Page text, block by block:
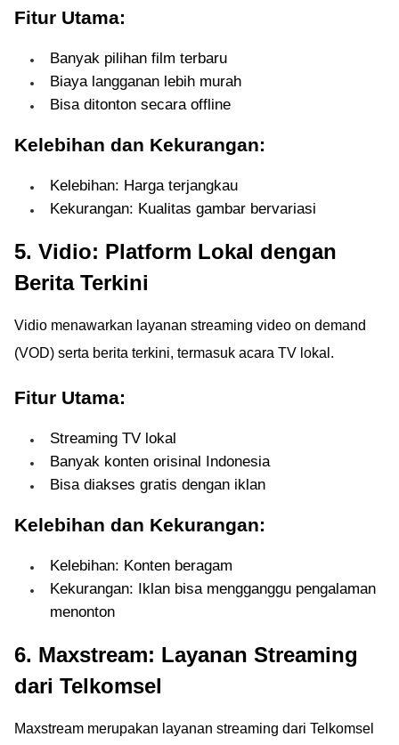
Fitur Utama:
Banyak pilihan film terbaru
Biaya langganan lebih murah
Bisa ditonton secara offline
Kelebihan dan Kekurangan:
Kelebihan: Harga terjangkau
Kekurangan: Kualitas gambar bervariasi
5. Vidio: Platform Lokal dengan
Berita Terkini
Vidio menawarkan layanan streaming video on demand
(VOD) serta berita terkini, termasuk acara TV lokal.
Fitur Utama:
Streaming TV lokal
Banyak konten orisinal Indonesia
Bisa diakses gratis dengan iklan
Kelebihan dan Kekurangan:
Kelebihan: Konten beragam
Kekurangan: Iklan bisa mengganggu pengalaman
menonton
6. Maxstream: Layanan Streaming
dari Telkomsel
Maxstream merupakan layanan streaming dari Telkomsel